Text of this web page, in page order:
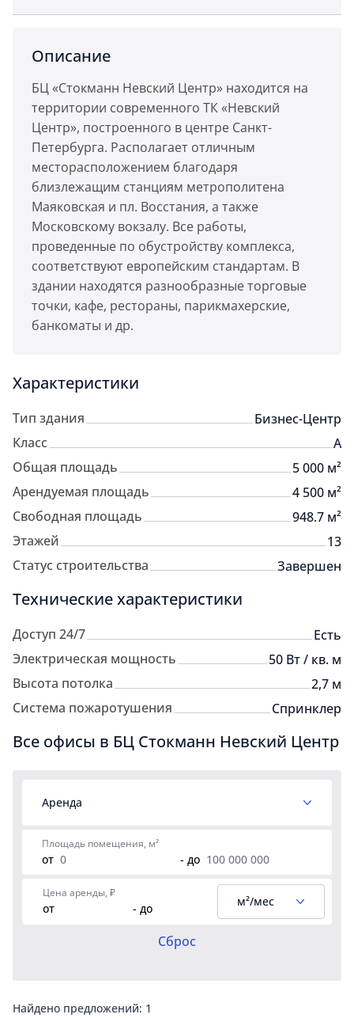
Описание
БЦ «Стокманн Невский Центр» находится на
территории современного ТК «Невский
Центр», построенного в центре Санкт-
Петербурга. Располагает отличным
месторасположением благодаря
близлежащим станциям метрополитена
Маяковская и пл. Восстания, а также
Московскому вокзалу. Все работы,
проведенные по обустройству комплекса,
соответствуют европейским стандартам. В
здании находятся разнообразные торговые
точки, кафе, рестораны, парикмахерские,
банкоматы и др.
Характеристики
Тип здания
Бизнес-Центр
Класс
A
Общая площадь
5 000 м²
Арендуемая площадь
4 500 м²
Свободная площадь
948.7 м²
Этажей
13
Статус строительства
Завершен
Технические характеристики
Доступ 24/7
Есть
Электрическая мощность
50 Вт / кв. м
Высота потолка
2,7 м
Система пожаротушения
Спринклер
Все офисы в БЦ Стокманн Невский Центр
Аренда
Площадь помещения, м²
от - до
Цена аренды, ₽
от - до м²/мес
Сброс
Найдено предложений: 1